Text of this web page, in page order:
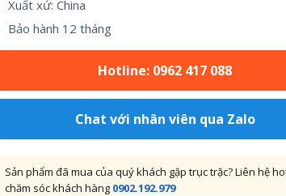
Xuất xứ: China
Bảo hành 12 tháng
Hotline: 0962 417 088
Chat với nhân viên qua Zalo
Sản phẩm đã mua của quý khách gặp trục trặc? Liên hệ
chăm sóc khách hàng 0902.192.979